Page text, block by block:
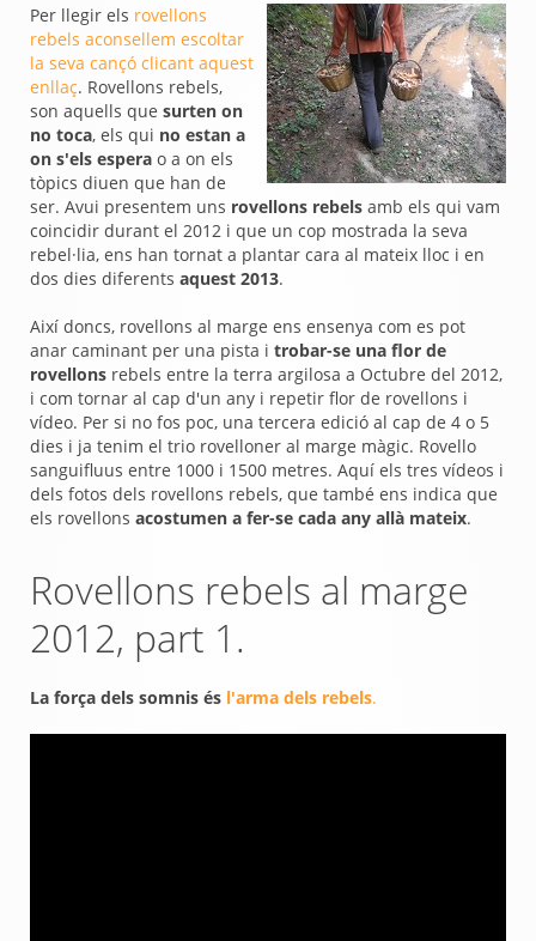
Per llegir els rovellons
rebels aconsellem escoltar
la seva cançó clicant aquest
enllaç. Rovellons rebels,
son aquells que surten on
no toca, els qui no estan a
on s'els espera o a on els
tòpics diuen que han de
ser. Avui presentem uns rovellons rebels amb els qui vam
coincidir durant el 2012 i que un cop mostrada la seva
rebel·lia, ens han tornat a plantar cara al mateix lloc i en
dos dies diferents aquest 2013.
Així doncs, rovellons al marge ens ensenya com es pot
anar caminant per una pista i trobar-se una flor de
rovellons rebels entre la terra argilosa a Octubre del 2012,
i com tornar al cap d'un any i repetir flor de rovellons i
vídeo. Per si no fos poc, una tercera edició al cap de 4 o 5
dies i ja tenim el trio rovelloner al marge màgic. Rovello
sanguifluus entre 1000 i 1500 metres. Aquí els tres vídeos i
dels fotos dels rovellons rebels, que també ens indica que
els rovellons acostumen a fer-se cada any allà mateix.
Rovellons rebels al marge
2012, part 1.
La força dels somnis és l'arma dels rebels.